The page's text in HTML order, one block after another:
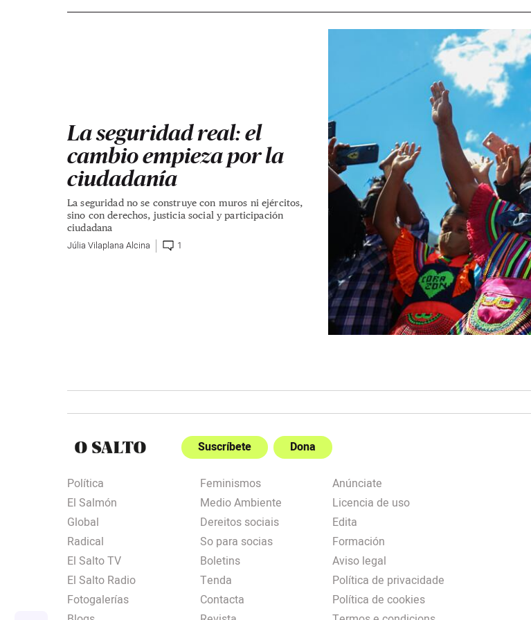
La seguridad real: el
cambio empieza por la
ciudadanía
La seguridad no se construye con muros ni ejércitos,
sino con derechos, justicia social y participación
ciudadana
Júlia Vilaplana Alcina 1
Suscríbete Dona
Política
El Salmón
Global
Radical
El Salto TV
El Salto Radio
Fotogalerías
Feminismos
Medio Ambiente
Dereitos sociais
So para socias
Boletins
Tenda
Contacta
Anúnciate
Licencia de uso
Edita
Formación
Aviso legal
Política de privacidade
Política de cookies